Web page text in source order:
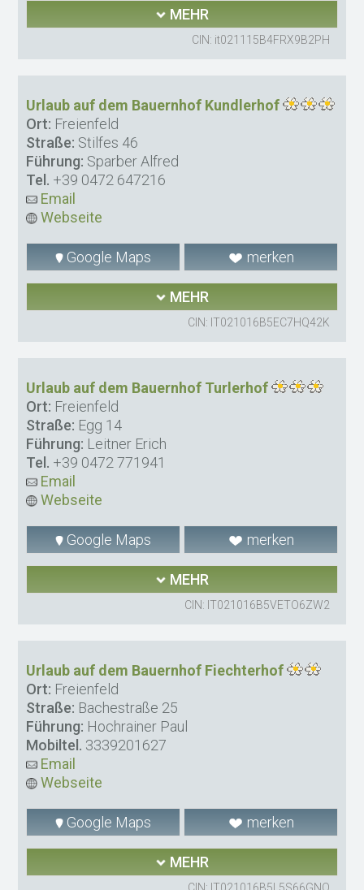
MEHR
CIN: it021115B4FRX9B2PH
Urlaub auf dem Bauernhof Kundlerhof
Ort: Freienfeld
Straße: Stilfes 46
Führung: Sparber Alfred
Tel. +39 0472 647216
Email
Webseite
Google Maps merken
MEHR
CIN: IT021016B5EC7HQ42K
Urlaub auf dem Bauernhof Turlerhof
Ort: Freienfeld
Straße: Egg 14
Führung: Leitner Erich
Tel. +39 0472 771941
Email
Webseite
Google Maps merken
MEHR
CIN: IT021016B5VETO6ZW2
Urlaub auf dem Bauernhof Fiechterhof
Ort: Freienfeld
Straße: Bachestraße 25
Führung: Hochrainer Paul
Mobiltel. 3339201627
Email
Webseite
Google Maps merken
MEHR